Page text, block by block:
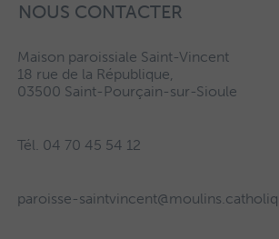
NOUS CONTACTER
Maison paroissiale Saint-Vincent
18 rue de la République,
03500 Saint-Pourçain-sur-Sioule
Tél. 04 70 45 54 12
paroisse-